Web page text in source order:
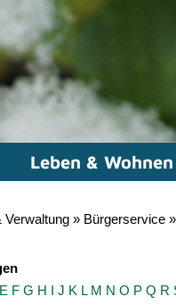
Leben & Wohnen
Verwaltung » Bürgerservice »
E F G H I J K L M N O P Q R